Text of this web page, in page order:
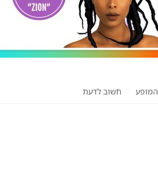
חשוב לדעת